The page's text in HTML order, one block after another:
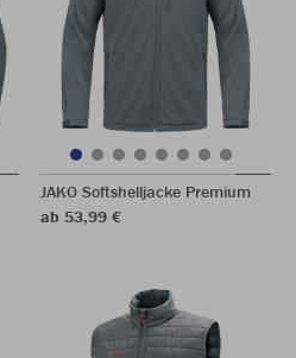
JAKO Softshelljacke Premium
ab 53,99 €